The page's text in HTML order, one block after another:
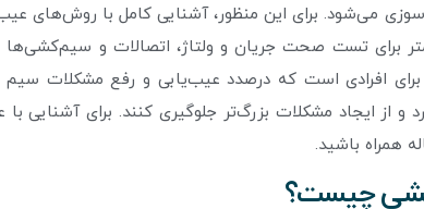
می‌شود. برای این منظور، آشنایی کامل با روش‌های
برای تست صحت جریان و ولتاژ، اتصالات و سیم‌کشی‌ها
افرادی است که درصدد عیب‌یابی و رفع مشکلات سیم
از ایجاد مشکلات بزرگ‌تر جلوگیری کنند. برای آشنایی
همراه باشید.
چیست؟